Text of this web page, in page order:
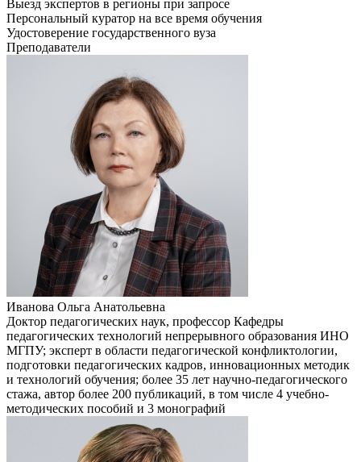
Выезд экспертов в регионы при запросе
Персональный куратор на все время обучения
Удостоверение государственного вуза
Преподаватели
Иванова Ольга Анатольевна
Доктор педагогических наук, профессор Кафедры
педагогических технологий непрерывного образования ИНО
МГПУ; эксперт в области педагогической конфликтологии,
подготовки педагогических кадров, инновационных методик
и технологий обучения; более 35 лет научно-педагогического
стажа, автор более 200 публикаций, в том числе 4 учебно-
методических пособий и 3 монографий